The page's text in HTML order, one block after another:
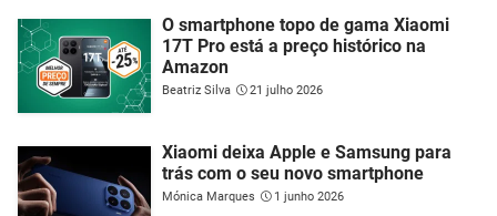
O smartphone topo de gama Xiaomi
17T Pro está a preço histórico na
Amazon
Beatriz Silva 21 julho 2026
Xiaomi deixa Apple e Samsung para
trás com o seu novo smartphone
Mónica Marques 1 junho 2026